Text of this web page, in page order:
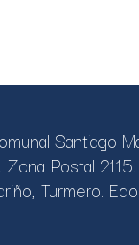
Santiago
Postal 2115.
Turmero.